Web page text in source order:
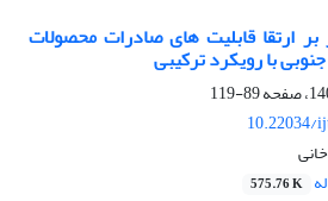
ارتقا قابلیت های صادرات محصولات
با رویکرد ترکیبی
89-119
10.22034/
575.76 K